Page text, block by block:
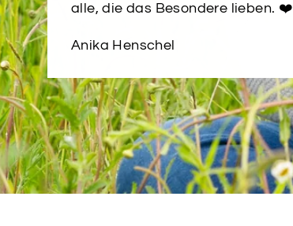
alle, die das Besondere lieben. ❤️
Anika Henschel